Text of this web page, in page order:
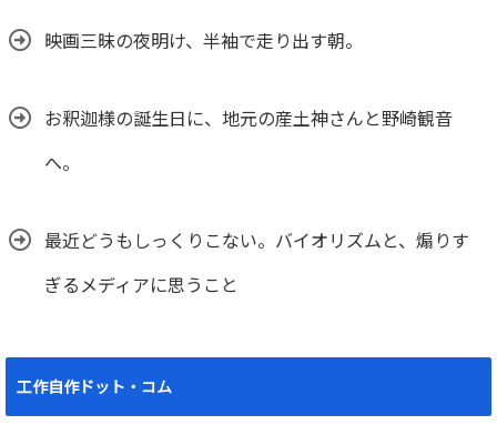
映画三昧の夜明け、半袖で走り出す朝。
お釈迦様の誕生日に、地元の産土神さんと野崎観音
へ。
最近どうもしっくりこない。バイオリズムと、煽りす
ぎるメディアに思うこと
工作自作ドット・コム